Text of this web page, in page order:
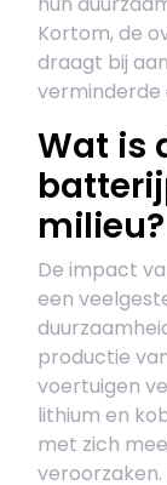
Kortom, de
draagt bij
verminderde
Wat is
milieu?
De impact
een
productie
voertuigen
lithium en
met zich